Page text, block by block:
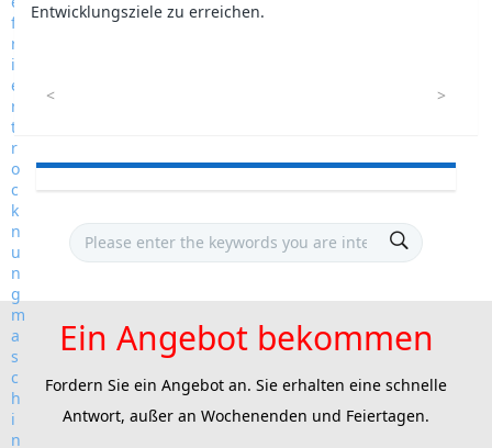
Entwicklungsziele zu erreichen.
< >
Ein Angebot bekommen
Fordern Sie ein Angebot an. Sie erhalten eine schnelle
Antwort, außer an Wochenenden und Feiertagen.